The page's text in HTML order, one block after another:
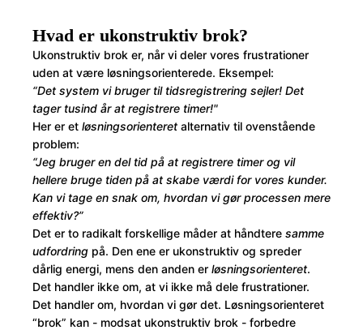
Hvad er ukonstruktiv brok?
Ukonstruktiv brok er, når vi deler vores frustrationer
uden at være løsningsorienterede. Eksempel:
“Det system vi bruger til tidsregistrering sejler! Det
tager tusind år at registrere timer!"
Her er et løsningsorienteretalternativ til ovenstående
problem:
“Jeg bruger en del tid på at registrere timer og vil
hellere bruge tiden på at skabe værdi for vores kunder.
Kan vi tage en snak om, hvordan vi gør processen mere
effektiv?”
Det er to radikalt forskellige måder at håndtere samme
udfordring på. Den ene er ukonstruktiv og spreder
dårlig energi, mens den anden er løsningsorienteret.
Det handler ikke om, at vi ikke må dele frustrationer.
Det handler om, hvordan vi gør det. Løsningsorienteret
“brok” kan - modsat ukonstruktiv brok - forbedre